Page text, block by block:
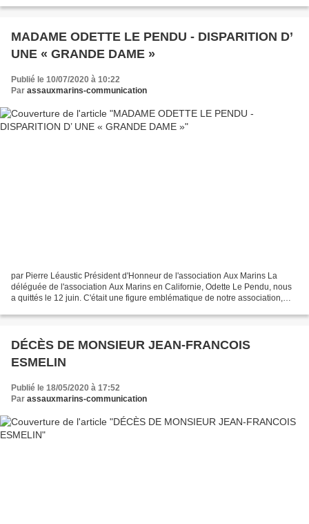
MADAME ODETTE LE PENDU - DISPARITION D’
UNE « GRANDE DAME »
Publié le 10/07/2020 à 10:22
Par assauxmarins-communication
par Pierre Léaustic Président d'Honneur de l'association Aux Marins La
déléguée de l'association Aux Marins en Californie, Odette Le Pendu, nous
a quittés le 12 juin. C'était une figure emblématique de notre association,
DÉCÈS DE MONSIEUR JEAN-FRANCOIS
ESMELIN
Publié le 18/05/2020 à 17:52
Par assauxmarins-communication